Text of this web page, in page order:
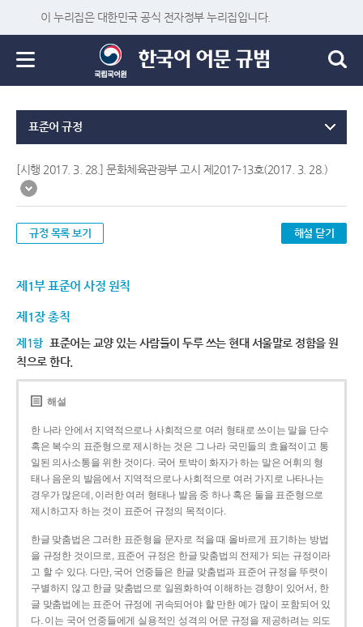
이 누리집은 대한민국 공식 전자정부 누리집입니다.
표준어 규정
[시행 2017. 3. 28.] 문화체육관광부 고시 제2017-13호(2017. 3. 28.)
규정 목록 보기 해설 닫기
제1부 표준어 사정 원칙
제1장 총칙
제1항 표준어는 교양 있는 사람들이 두루 쓰는 현대 서울말로 정함을 원
칙으로 한다.
해설
한 나라 안에서 지역적으로나 사회적으로 여러 형태로 쓰이는 말을 단수
혹은 복수의 표준형으로 제시하는 것은 그 나라 국민들의 효율적이고 통
일된 의사소통을 위한 것이다. 국어 토박이 화자가 하는 말은 어휘의 형
태나 음운의 발음에서 지역적으로나 사회적으로 여러 가지로 나타나는
경우가 많은데, 이러한 여러 형태나 발음 중 하나 혹은 둘을 표준형으로
제시하고자 하는 것이 표준어 규정의 목적이다.
한글 맞춤법은 그러한 표준형을 문자로 적을 때 올바르게 표기하는 방법
을 규정한 것이므로, 표준어 규정은 한글 맞춤법의 전제가 되는 규정이라
고 할 수 있다. 다만, 국어 언중들은 한글 맞춤법과 표준어 규정을 뚜렷이
구별하지 않고 한글 맞춤법으로 일원화하여 이해하는 경향이 있어서, 한
글 맞춤법에는 표준어 규정에 귀속되어야 할 만한 예가 많이 포함되어 있
다. 이는 국어 언중들에게 실용적인 성격의 어문 규정을 제공하려는 의도